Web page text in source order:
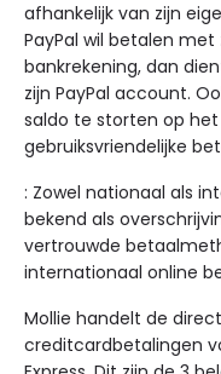
afhankelijk van zijn
PayPal wil betalen
bankrekening, dan
zijn PayPal account.
saldo te storten op het
gebruiksvriendelijke
: Zowel nationaal als
bekend als
vertrouwde
internationaal online
Mollie handelt de
creditcardbetalingen